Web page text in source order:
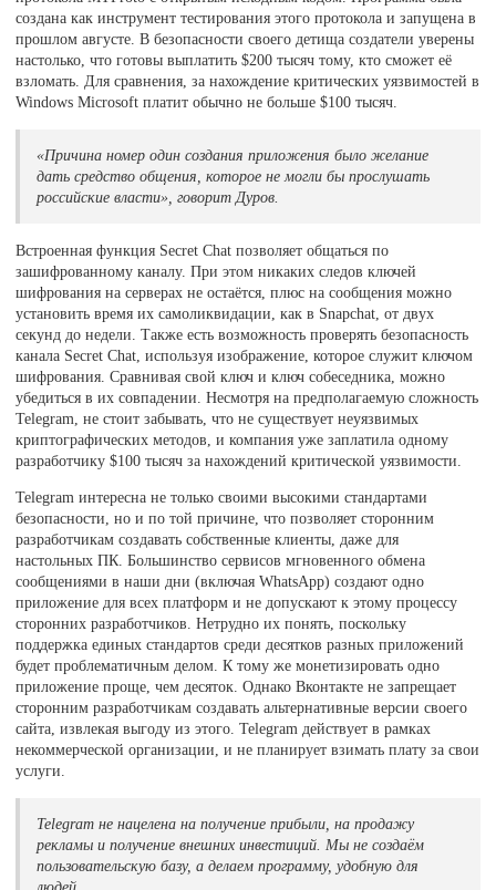
создана как инструмент тестирования этого протокола и запущена в
прошлом августе. В безопасности своего детища создатели уверены
настолько, что готовы выплатить $200 тысяч тому, кто сможет её
взломать. Для сравнения, за нахождение критических уязвимостей в
Windows Microsoft платит обычно не больше $100 тысяч.
«Причина номер один создания приложения было желание
дать средство общения, которое не могли бы прослушать
российские власти», говорит Дуров.
Встроенная функция Secret Chat позволяет общаться по
зашифрованному каналу. При этом никаких следов ключей
шифрования на серверах не остаётся, плюс на сообщения можно
установить время их самоликвидации, как в Snapchat, от двух
секунд до недели. Также есть возможность проверять безопасность
канала Secret Chat, используя изображение, которое служит ключом
шифрования. Сравнивая свой ключ и ключ собеседника, можно
убедиться в их совпадении. Несмотря на предполагаемую сложность
Telegram, не стоит забывать, что не существует неуязвимых
криптографических методов, и компания уже заплатила одному
разработчику $100 тысяч за нахождений критической уязвимости.
Telegram интересна не только своими высокими стандартами
безопасности, но и по той причине, что позволяет сторонним
разработчикам создавать собственные клиенты, даже для
настольных ПК. Большинство сервисов мгновенного обмена
сообщениями в наши дни (включая WhatsApp) создают одно
приложение для всех платформ и не допускают к этому процессу
сторонних разработчиков. Нетрудно их понять, поскольку
поддержка единых стандартов среди десятков разных приложений
будет проблематичным делом. К тому же монетизировать одно
приложение проще, чем десяток. Однако Вконтакте не запрещает
сторонним разработчикам создавать альтернативные версии своего
сайта, извлекая выгоду из этого. Telegram действует в рамках
некоммерческой организации, и не планирует взимать плату за свои
услуги.
Telegram не нацелена на получение прибыли, на продажу
рекламы и получение внешних инвестиций. Мы не создаём
пользовательскую базу, а делаем программу, удобную для